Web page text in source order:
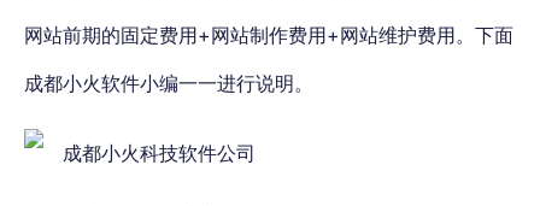
网站前期的固定费用+网站制作费用+网站维护费用。下面
成都小火软件小编一一进行说明。